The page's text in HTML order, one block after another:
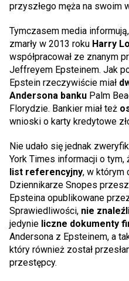
przyszłego męża na swoim
Tymczasem media
zmarły w 2013 roku Harry
współpracował ze znanym
Jeffreyem Epsteinem. Jak
Epstein rzeczywiście miał
Andersona banku Palm
Florydzie. Bankier miał też
wnioski o karty kredytowe
Nie udało się jednak
York Times informacji o tym,
list referencyjny, w którym
Dziennikarze Snopes
Epsteina opublikowane
Sprawiedliwości, nie
jedynie liczne dokumenty
Andersona z Epsteinem, a
który również został
przestępcy.